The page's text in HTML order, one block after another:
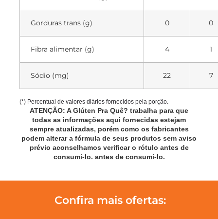
Gorduras trans (g) 0 0
Fibra alimentar (g) 4 1
Sódio (mg) 22 7
(*) Percentual de valores diários fornecidos pela porção.
ATENÇÃO: A Glúten Pra Quê? trabalha para que
todas as informações aqui fornecidas estejam
sempre atualizadas, porém como os fabricantes
podem alterar a fórmula de seus produtos sem aviso
prévio aconselhamos verificar o rótulo antes de
consumi-lo. antes de consumi-lo.
Confira mais ofertas: